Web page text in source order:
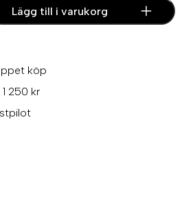
Lägg till i varukorg
köp
250 kr